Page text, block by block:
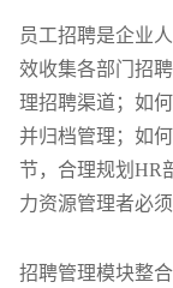
员工招聘是企业
效收集各部门招
理招聘渠道；如
并归档管理；如
节，合理规划HR
力资源管理者必
招聘管理模块整